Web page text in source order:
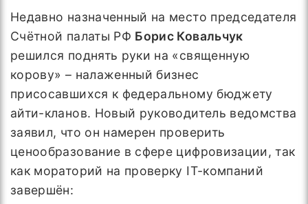
Недавно назначенный на место председателя
Счётной палаты РФ Борис Ковальчук
решился поднять руки на «священную
корову» – налаженный бизнес
присосавшихся к федеральному бюджету
айти-кланов. Новый руководитель ведомства
заявил, что он намерен проверить
ценообразование в сфере цифровизации, так
как мораторий на проверку IT-компаний
завершён: